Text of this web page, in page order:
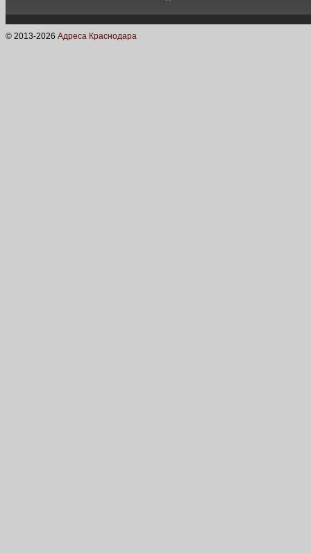
© 2013-2026 Адреса Краснодара